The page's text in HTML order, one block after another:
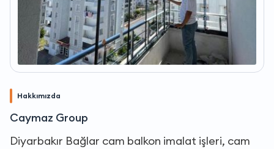
Hakkımızda
Caymaz Group
Diyarbakır Bağlar cam balkon imalat işleri, cam